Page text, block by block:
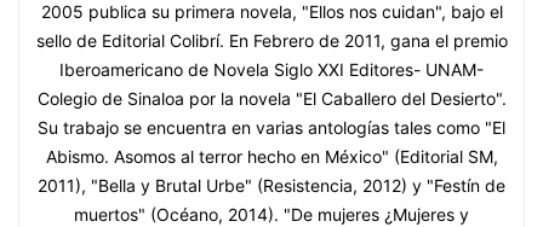
2005 publica su primera novela, "Ellos nos cuidan", bajo el
sello de Editorial Colibrí. En Febrero de 2011, gana el premio
Iberoamericano de Novela Siglo XXI Editores- UNAM-
Colegio de Sinaloa por la novela "El Caballero del Desierto".
Su trabajo se encuentra en varias antologías tales como "El
Abismo. Asomos al terror hecho en México" (Editorial SM,
2011), "Bella y Brutal Urbe" (Resistencia, 2012) y "Festín de
muertos" (Océano, 2014). "De mujeres ¿Mujeres y